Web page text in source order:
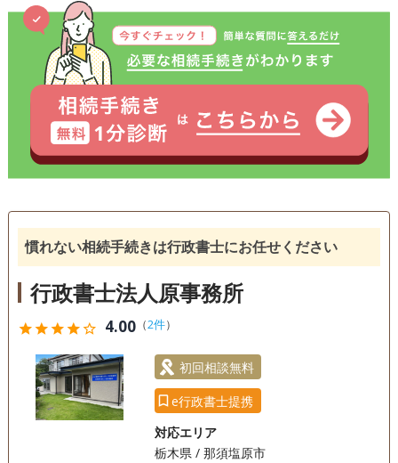
相続人調査
電話相談可 訪問可 土日相談可 初回相談無料
18時以降相談可 オンライン面談可
慣れない相続手続きは行政書士にお任せください
行政書士法人原事務所
starstarstarstarstar_outline 4.00（2件）
初回相談無料
e行政書士提携
対応エリア
栃木県 / 那須塩原市